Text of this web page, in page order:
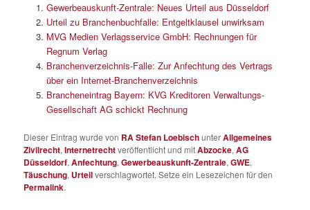
Gewerbeauskunft-Zentrale: Neues Urteil aus Düsseldorf
Urteil zu Branchenbuchfalle: Entgeltklausel unwirksam
MVG Medien Verlagsservice GmbH: Rechnungen für
Regnum Verlag
Branchenverzeichnis-Falle: Zur Anfechtung des Vertrags
über ein Internet-Branchenverzeichnis
Brancheneintrag Bayern: KVG Kreditoren Verwaltungs-
Gesellschaft AG schickt Rechnung
Dieser Eintrag wurde von RA Stefan LoebischunterAllgemeines
Zivilrecht,Internetrechtveröffentlicht und mitAbzocke,AG
Düsseldorf,Anfechtung,Gewerbeauskunft-Zentrale,GWE,
Täuschung, Urteilverschlagwortet. Setze ein Lesezeichen für den
Permalink.